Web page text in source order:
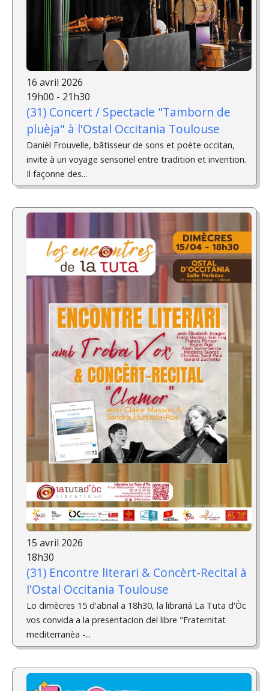
16 avril 2026
19h00 - 21h30
(31) Concert / Spectacle "Tamborn de
pluèja" à l'Ostal Occitania Toulouse
Danièl Frouvelle, bâtisseur de sons et poète occitan,
invite à un voyage sensoriel entre tradition et invention.
Il façonne des...
15 avril 2026
18h30
(31) Encontre literari & Concèrt-Recital ­à
l'Ostal Occitania Toulouse
Lo dimècres 15 d'abrial a 18h30, la librariá La Tuta d'Òc
vos convida a la presentacion del libre "Fraternitat
mediterranèa -...